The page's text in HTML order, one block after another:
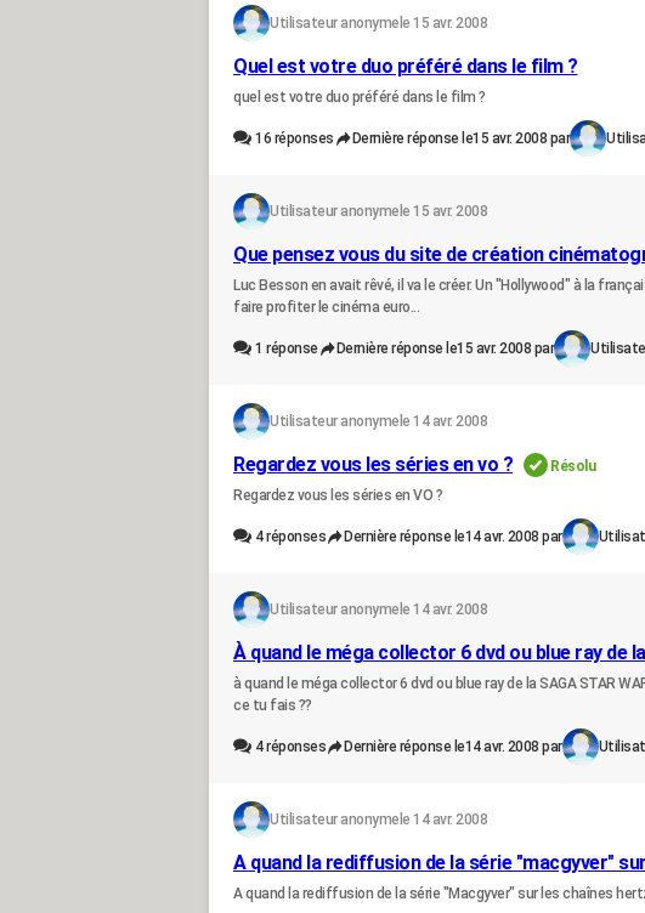
Utilisateur anonyme le 15 avr. 2008
Quel est votre duo préféré dans le film ?
quel est votre duo préféré dans le film ?
16 réponses Dernière réponse le15 avr. 2008 par
Utilisateur anonyme le 15 avr. 2008
Que pensez vous du site de création
Luc Besson en avait rêvé, il va le créer. Un "Hollywood" à la
faire profiter le cinéma euro...
1 réponse Dernière réponse le15 avr. 2008 par
Utilisateur anonyme le 14 avr. 2008
Regardez vous les séries en vo ?
Résolu
Regardez vous les séries en VO ?
4réponses Dernière réponse le14 avr. 2008 par
Utilisateur anonyme le 14 avr. 2008
À quand le méga collector 6 dvd ou blue ray de
à quand le méga collector 6 dvd ou blue ray de la SAGA STAR
ce tu fais ??
4réponses Dernière réponse le14 avr. 2008 par
Utilisateur anonyme le 14 avr. 2008
A quand la rediffusion de la série "macgyver"
A quand la rediffusion de la série "Macgyver" sur les chaînes